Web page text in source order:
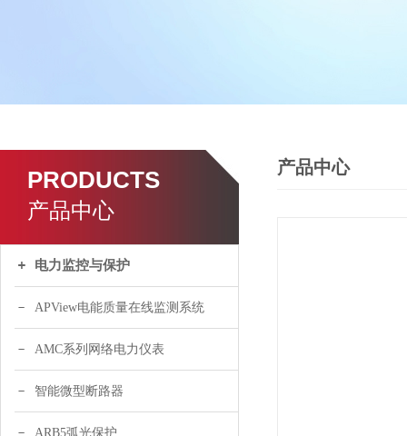
PRODUCTS
产品中心
电力监控与保护
APView电能质量在线监测系统
AMC系列网络电力仪表
智能微型断路器
ARB5弧光保护
产品中心